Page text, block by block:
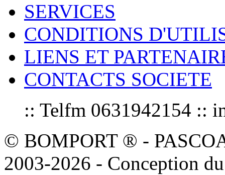
SERVICES
CONDITIONS
LIENS ET
CONTACTS SOCIETE
:: Telfm 0631942154 ::
© BOMPORT ® -
2003-2026 - Conception